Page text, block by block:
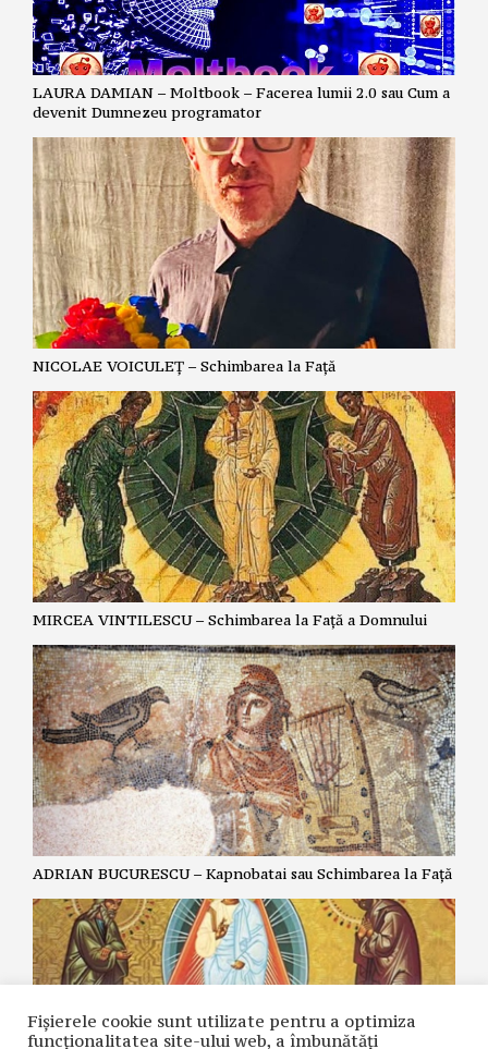
LAURA DAMIAN – Moltbook – Facerea lumii 2.0 sau Cum a
devenit Dumnezeu programator
NICOLAE VOICULEȚ – Schimbarea la Față
MIRCEA VINTILESCU – Schimbarea la Față a Domnului
ADRIAN BUCURESCU – Kapnobatai sau Schimbarea la Față
Fișierele cookie sunt utilizate pentru a optimiza
funcţionalitatea site-ului web, a îmbunătăţi